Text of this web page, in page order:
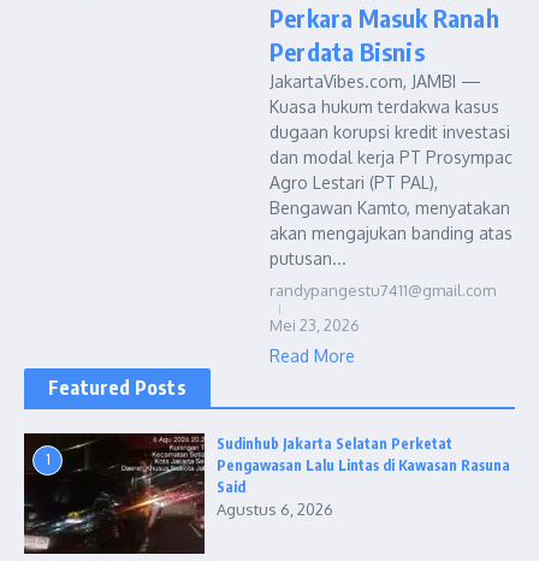
Perkara Masuk Ranah
Perdata Bisnis
JakartaVibes.com, JAMBI —
Kuasa hukum terdakwa kasus
dugaan korupsi kredit investasi
dan modal kerja PT Prosympac
Agro Lestari (PT PAL),
Bengawan Kamto, menyatakan
akan mengajukan banding atas
putusan...
randypangestu7411@gmail.com
Mei 23, 2026
Read More
Featured Posts
1
Sudinhub Jakarta Selatan Perketat
Pengawasan Lalu Lintas di Kawasan Rasuna
Said
Agustus 6, 2026